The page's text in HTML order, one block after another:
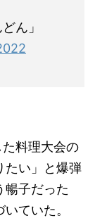
ん」
料理大会の
たい」と爆弾
暢子だった
ていた。